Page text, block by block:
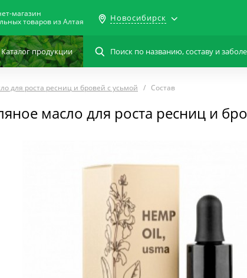
магазин
товаров из Алтая
Новосибирск
Каталогпродукции
для роста ресниц и бровей с усьмой Состав
масло для роста ресниц и